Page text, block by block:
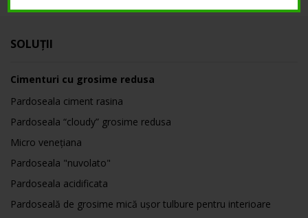
SOLUȚII
Cimenturi cu grosime redusa
Pardoseala ciment rasina
Pardoseala “cloudy” grosime redusa
Micro venețiana
Pardoseala "nuvolato"
Pardoseala acidificata
Pardoseală de grosime mică ușor tulbure pentru interioare